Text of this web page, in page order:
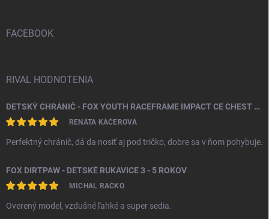
FACEBOOK
RIVAL HODNOTENIA
DETSKÝ CHRÁNIČ - FOX YOUTH RACEFRAME IMPACT CE CHEST GUARD
RENÁTA KÁČEROVÁ
Perfektný chránič, dá da nosiť aj pod tričko, dobre sa v ňom pohybuje.
FOX DIRTPAW - DETSKÉ RUKAVICE 3 - 5 ROKOV
MICHAL RAČKO
Overený model, vzdušné ľahké a super sedia.